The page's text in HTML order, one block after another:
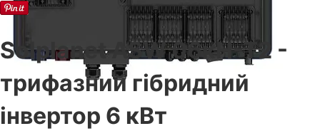
Solplanet ASW 06кН-Т2 -
трифазний гібридний
інвертор 6 кВт